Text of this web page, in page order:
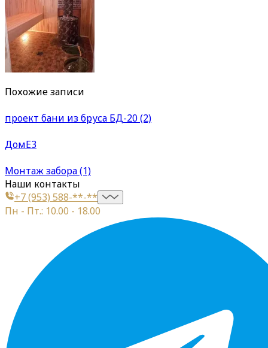
Похожие записи
проект бани из бруса БД-20 (2)
ДомЕ3
Монтаж забора (1)
Наши контакты
+7 (953) 588-**-**
Пн - Пт.: 10.00 - 18.00